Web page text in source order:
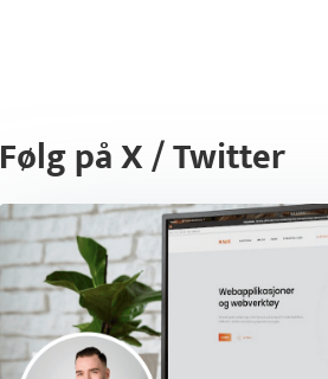
Følg på X / Twitter